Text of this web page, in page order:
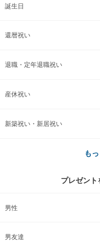
誕生日
還暦祝い
退職・定年退職祝い
産休祝い
新築祝い・新居祝い
も
プレゼント
男性
男友達